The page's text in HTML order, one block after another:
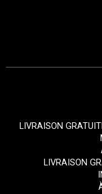
LIVRAISON
LIVRAISON